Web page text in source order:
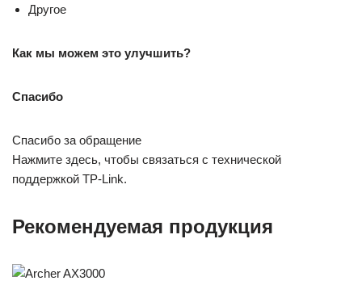
Другое
Как мы можем это улучшить?
Спасибо
Спасибо за обращение
Нажмите здесь, чтобы связаться с технической
поддержкой TP-Link.
Рекомендуемая продукция